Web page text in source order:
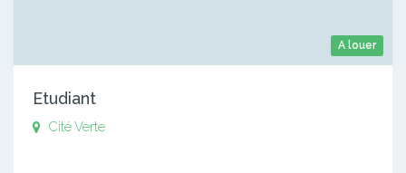
A louer
Etudiant
Cité Verte